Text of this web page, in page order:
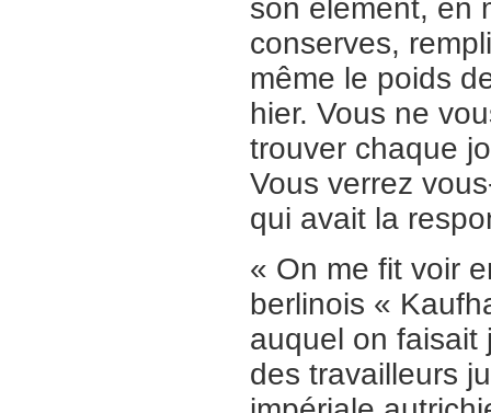
son élément, en
conserves,
même le poids
hier. Vous ne
trouver chaque
Vous verrez
qui avait la
« On me fit voir
berlinois «
auquel on faisait
des travailleurs